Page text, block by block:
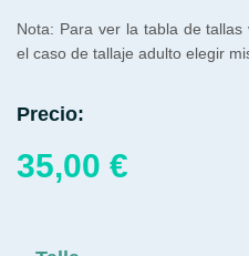
Nota: Para ver la tabla de
el caso de tallaje adulto elegir
Precio:
35,00 €